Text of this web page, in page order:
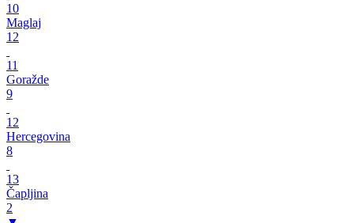
10
Maglaj
12
11
Goražde
9
12
Hercegovina
8
13
Čapljina
2